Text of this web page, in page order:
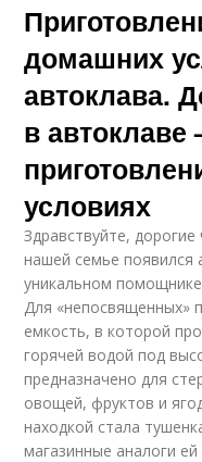
домашних
автоклава.
в автоклаве
условиях
Здравствуйте,
нашей семье появился
уникальном
Для «непосвященных»
емкость, в которой
горячей водой под
предназначено для
овощей, фруктов и
находкой стала
магазинные аналоги